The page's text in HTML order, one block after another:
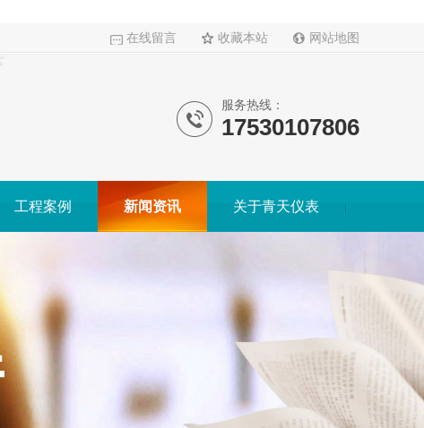
在线留言 收藏本站 网站地图
服务热线：
17530107806
工程案例 新闻资讯 关于青天仪表